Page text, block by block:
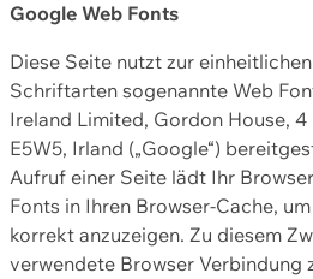
Google Web Fonts
Diese Seite nutzt zur
Schriftarten sogenannte Web
Ireland Limited, Gordon House,
E5W5, Irland („Google“)
Aufruf einer Seite lädt Ihr
Fonts in Ihren Browser-Cache,
korrekt anzuzeigen. Zu diesem
verwendete Browser Verbindung